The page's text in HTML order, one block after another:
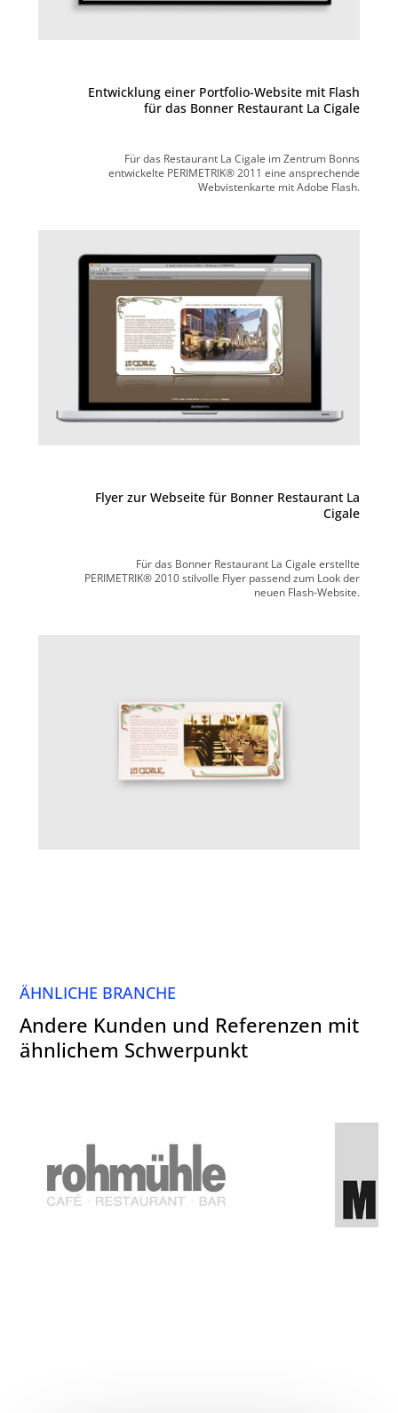
Entwicklung einer Portfolio-Website mit Flash
für das Bonner Restaurant La Cigale
Für das Restaurant La Cigale im Zentrum Bonns
entwickelte PERIMETRIK® 2011 eine ansprechende
Webvistenkarte mit Adobe Flash.
Flyer zur Webseite für Bonner Restaurant La
Cigale
Für das Bonner Restaurant La Cigale erstellte
PERIMETRIK® 2010 stilvolle Flyer passend zum Look der
neuen Flash-Website.
ÄHNLICHE BRANCHE
Andere Kunden und Referenzen mit
ähnlichem Schwerpunkt
Rohmühle, Bonn